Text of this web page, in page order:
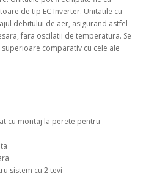
de tip EC Inverter. Unitatile cu
debitului de aer, asigurand astfel
fara oscilatii de temperatura. Se
comparativ cu cele ale
cu montaj la perete pentru
sistem cu 2 tevi